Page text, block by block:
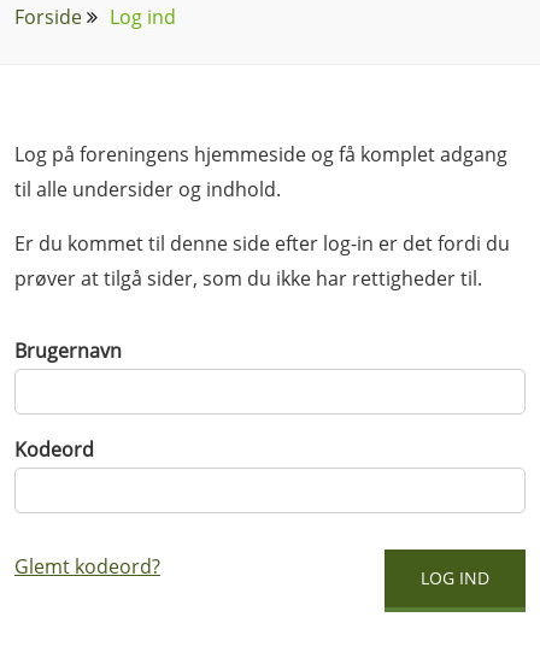
Forside Log ind
Log på foreningens hjemmeside og få komplet adgang
til alle undersider og indhold.
Er du kommet til denne side efter log-in er det fordi du
prøver at tilgå sider, som du ikke har rettigheder til.
Brugernavn
Kodeord
Glemt kodeord?